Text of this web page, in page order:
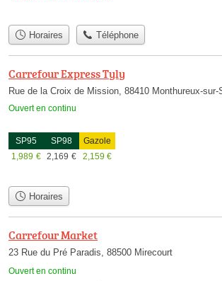
Horaires Téléphone
Carrefour Express Tyly
Rue de la Croix de Mission, 88410 Monthureux-sur-
Ouvert en continu
SP95
1,989 €
SP98
2,169 €
Gazole
2,159 €
Horaires
Carrefour Market
23 Rue du Pré Paradis, 88500 Mirecourt
Ouvert en continu